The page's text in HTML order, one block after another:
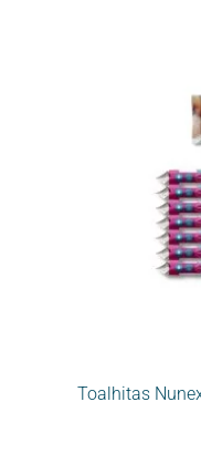
Toalhitas